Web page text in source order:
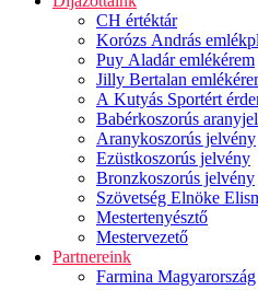
CH értéktár
Korózs András
Puy Aladár emlékérem
Jilly Bertalan
A Kutyás Sportért
Babérkoszorús
Aranykoszorús jelvény
Ezüstkoszorús jelvény
Bronzkoszorús jelvény
Szövetség Elnöke
Mestertenyésztő
Mestervezető
Partnereink
Farmina Magyarország